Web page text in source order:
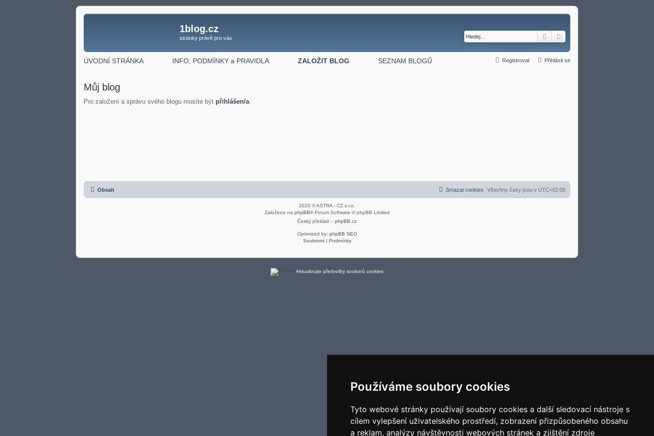
Používáme soubory cookies
Tyto webové stránky používají soubory cookies a další sledovací nástroje s
cílem vylepšení uživatelského prostředí, zobrazení přizpůsobeného obsahu
a reklam, analýzy návštěvnosti webových stránek a zjištění zdroje
1blog.cz
stránky právě pro vás Hledat
ÚVODNÍ STRÁNKA INFO, PODMÍNKY a PRAVIDLA ZALOŽIT BLOG SEZNAM BLOGŮ Registrovat Přihlásit se
Můj blog
Pro založení a správu svého blogu musíte být přihlášen/a
Obsah Všechny časy jsou v UTC+02:00
Smazat cookies
2020 © ASTRA - CZ s.r.o.
Založeno na phpBB® Forum Software © phpBB Limited
Český překlad – phpBB.cz
Optimized by: phpBB SEO
Soukromí| Podmínky
Aktualizujte předvolby souborů cookies